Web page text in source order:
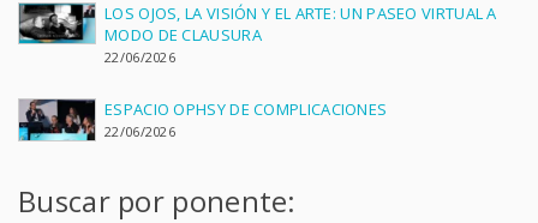
LOS OJOS, LA VISIÓN Y EL ARTE: UN PASEO VIRTUAL A
MODO DE CLAUSURA
22/06/2026
ESPACIO OPHSY DE COMPLICACIONES
22/06/2026
Buscar por ponente: